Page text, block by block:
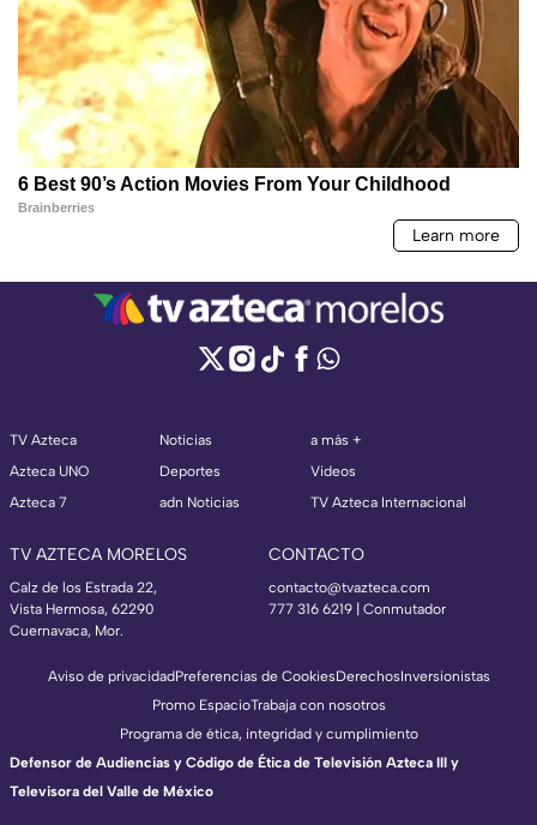
TV Azteca
Azteca UNO
Azteca 7
Noticias
Deportes
adn Noticias
a más +
Videos
TV Azteca Internacional
TV AZTECA MORELOS
Calz de los Estrada 22,
Vista Hermosa, 62290
Cuernavaca, Mor.
CONTACTO
contacto@tvazteca.com
777 316 6219 | Conmutador
Aviso de privacidadPreferencias de CookiesDerechosInversionistas
Promo EspacioTrabaja con nosotros
Programa de ética, integridad y cumplimiento
Defensor de Audiencias y Código de Ética de Televisión Azteca III y
Televisora del Valle de México